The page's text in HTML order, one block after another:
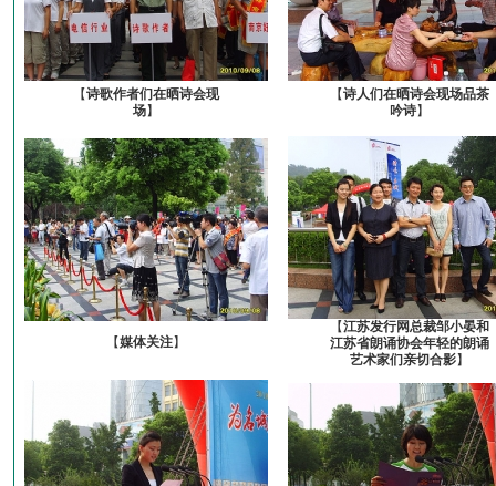
【诗歌作者们在晒诗会现
场】
【诗人们在晒诗会现场品茶
吟诗】
【媒体关注】
【江苏发行网总裁邹小晏和
江苏省朗诵协会年轻的朗诵
艺术家们亲切合影】